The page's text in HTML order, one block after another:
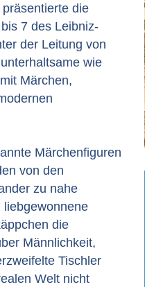
die
7 des Leibniz-
der Leitung von
wie
Märchen,
Märchenfiguren
von den
zu nahe
liebgewonnene
die
Männlichkeit,
Tischler
Welt nicht